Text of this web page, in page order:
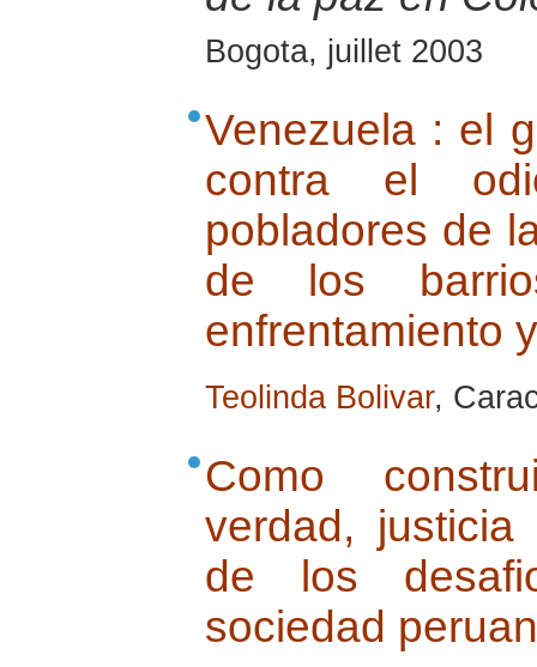
Bogota, juillet 2003
Venezuela : el
contra el
pobladores de
de los
enfrentamiento
Teolinda Bolivar,
Como
verdad,
de los
sociedad